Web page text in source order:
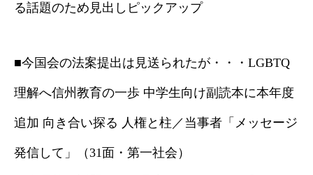
る話題のため見出しピックアップ
■今国会の法案提出は見送られたが・・・LGBTQ
理解へ信州教育の一歩 中学生向け副読本に本年度
追加 向き合い探る 人権と柱／当事者「メッセージ
発信して」（31面・第一社会）